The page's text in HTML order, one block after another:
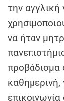
την
να ήταν
προβάδισμα